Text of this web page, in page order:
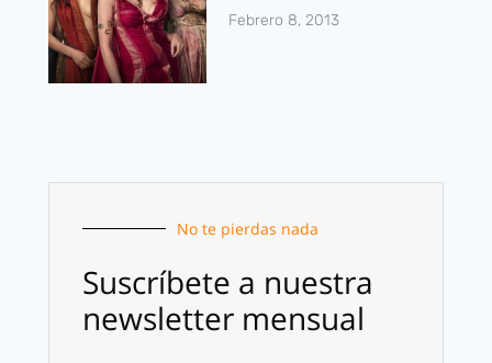
Febrero 8, 2013
No te pierdas nada
Suscríbete a nuestra
newsletter mensual